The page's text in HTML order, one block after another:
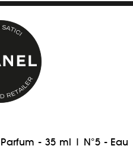
- 35 ml | N°5 - Eau